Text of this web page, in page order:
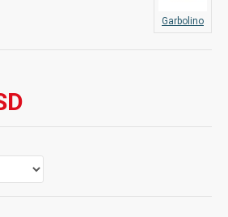
Garbolino